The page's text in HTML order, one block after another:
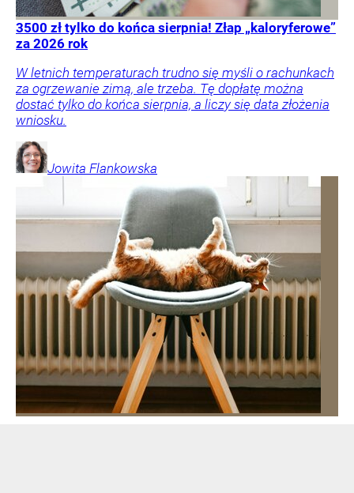
3500 zł tylko do końca sierpnia! Złap „kaloryferowe”
za 2026 rok
W letnich temperaturach trudno się myśli o rachunkach
za ogrzewanie zimą, ale trzeba. Tę dopłatę można
dostać tylko do końca sierpnia, a liczy się data złożenia
wniosku.
Jowita Flankowska